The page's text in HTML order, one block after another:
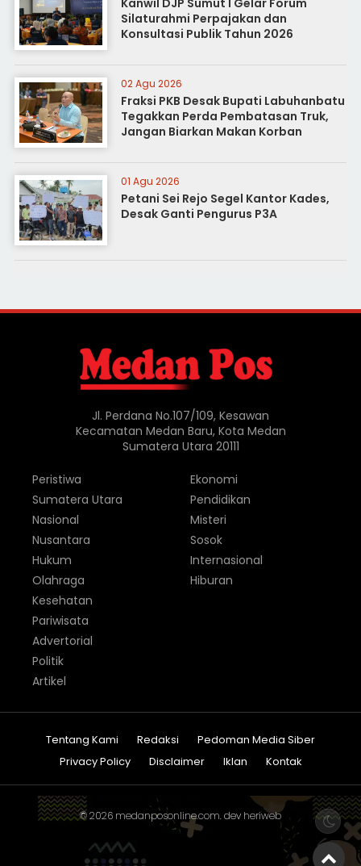
Kanwil DJP Sumut I Gelar Forum
Silaturahmi Perpajakan dan
Konsultasi Publik Tahun 2026
02 Agu 2026
Fraksi PKB Desak Bupati Labuhanbatu
Tegakkan Perda Pembatasan Truk,
Jangan Biarkan Makan Korban
01 Agu 2026
Petani Sei Rejo Segel Kantor Kades,
Desak Ganti Pengurus P3A
Jl. Perdana No.107/109, Kesawan
Kecamatan Medan Baru, Kota Medan
Sumatera Utara 20111
Peristiwa
Sumatera Utara
Nasional
Nusantara
Hukum
Olahraga
Ekonomi
Pendidikan
Misteri
Sosok
Internasional
Hiburan
Kesehatan
Pariwisata
Advertorial
Politik
Artikel
Tentang Kami Redaksi
Pedoman Media Siber
Privacy Policy
Disclaimer Iklan Kontak
© 2026 medanposonline.com. dev heriweb